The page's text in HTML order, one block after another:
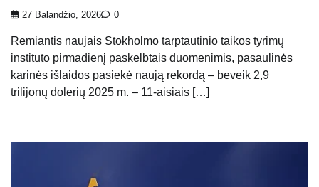
27 Balandžio, 2026 0
Remiantis naujais Stokholmo tarptautinio taikos tyrimų
instituto pirmadienį paskelbtais duomenimis, pasaulinės
karinės išlaidos pasiekė naują rekordą – beveik 2,9
trilijonų dolerių 2025 m. – 11-aisiais […]